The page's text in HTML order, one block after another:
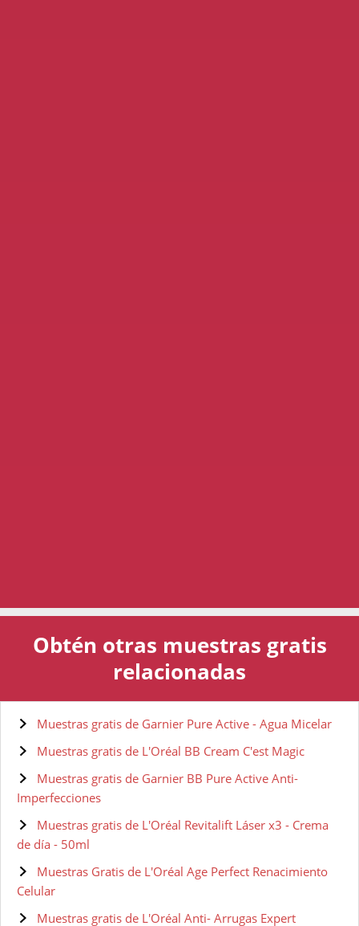
Obtén otras muestras gratis
relacionadas
Muestras gratis de Garnier Pure Active - Agua Micelar
Muestras gratis de L'Oréal BB Cream C'est Magic
Muestras gratis de Garnier BB Pure Active Anti-
Imperfecciones
Muestras gratis de L'Oréal Revitalift Láser x3 - Crema
de día - 50ml
Muestras Gratis de L'Oréal Age Perfect Renacimiento
Celular
Muestras gratis de L'Oréal Anti- Arrugas Expert